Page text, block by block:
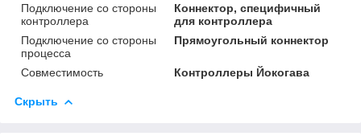
Подключение со стороны
контроллера
Коннектор, специфичный
для контроллера
Подключение со стороны
процесса
Прямоугольный коннектор
Совместимость Контроллеры Йокогава
Скрыть